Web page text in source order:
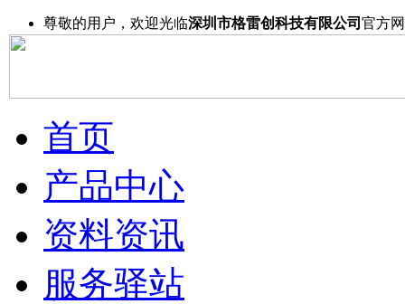
尊敬的用户，欢迎光临深圳市格雷创科技有限公司 官方
首页
产品中心
资料资讯
服务驿站